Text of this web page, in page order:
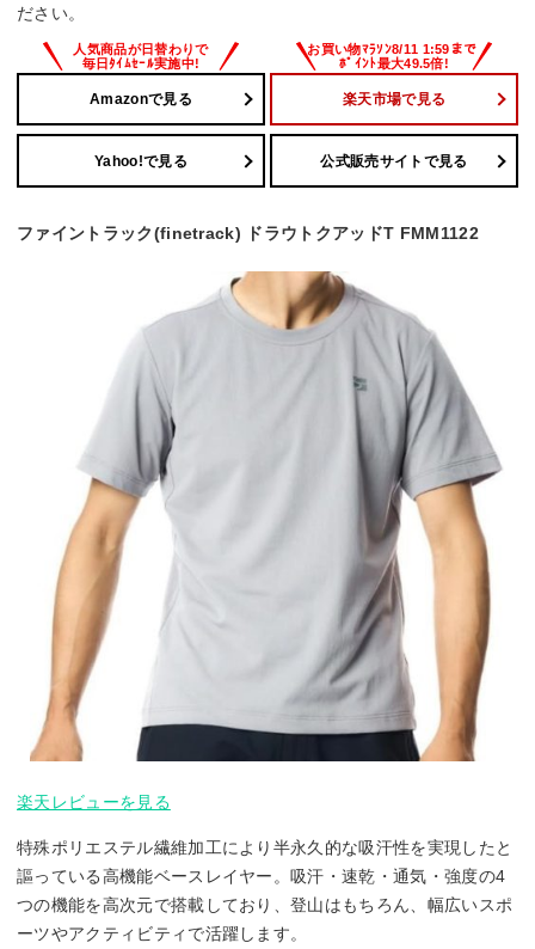
ださい。
Amazonで見る 楽天市場で見る
Yahoo!で見る 公式販売サイトで見る
ファイントラック(finetrack) ドラウトクアッドT FMM1122
楽天レビューを見る
特殊ポリエステル繊維加工により半永久的な吸汗性を実現したと
謳っている高機能ベースレイヤー。吸汗・速乾・通気・強度の4
つの機能を高次元で搭載しており、登山はもちろん、幅広いスポ
ーツやアクティビティで活躍します。